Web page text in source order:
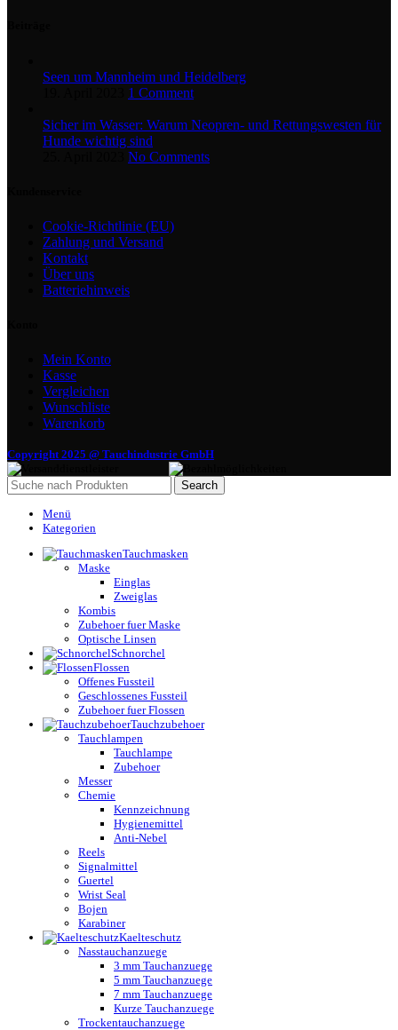
Seen um Mannheim und Heidelberg
1 Comment
Sicher im Wasser: Warum Neopren- und Rettungswesten für
Hunde wichtig sind
No Comments
Cookie-Richtlinie (EU)
Zahlung und Versand
Kontakt
Über uns
Batteriehinweis
Mein Konto
Kasse
Vergleichen
Wunschliste
Warenkorb
Copyright 2025 @ Tauchindustrie GmbH
Search
Menü
Kategorien
Tauchmasken
Maske
Einglas
Zweiglas
Kombis
Zubehoer fuer Maske
Optische Linsen
Schnorchel
Flossen
Offenes Fussteil
Geschlossenes Fussteil
Zubehoer fuer Flossen
Tauchzubehoer
Tauchlampen
Tauchlampe
Zubehoer
Messer
Chemie
Kennzeichnung
Hygienemittel
Anti-Nebel
Reels
Signalmittel
Guertel
Wrist Seal
Bojen
Karabiner
Kaelteschutz
Nasstauchanzuege
3 mm Tauchanzuege
5 mm Tauchanzuege
7 mm Tauchanzuege
Kurze Tauchanzuege
Trockentauchanzuege